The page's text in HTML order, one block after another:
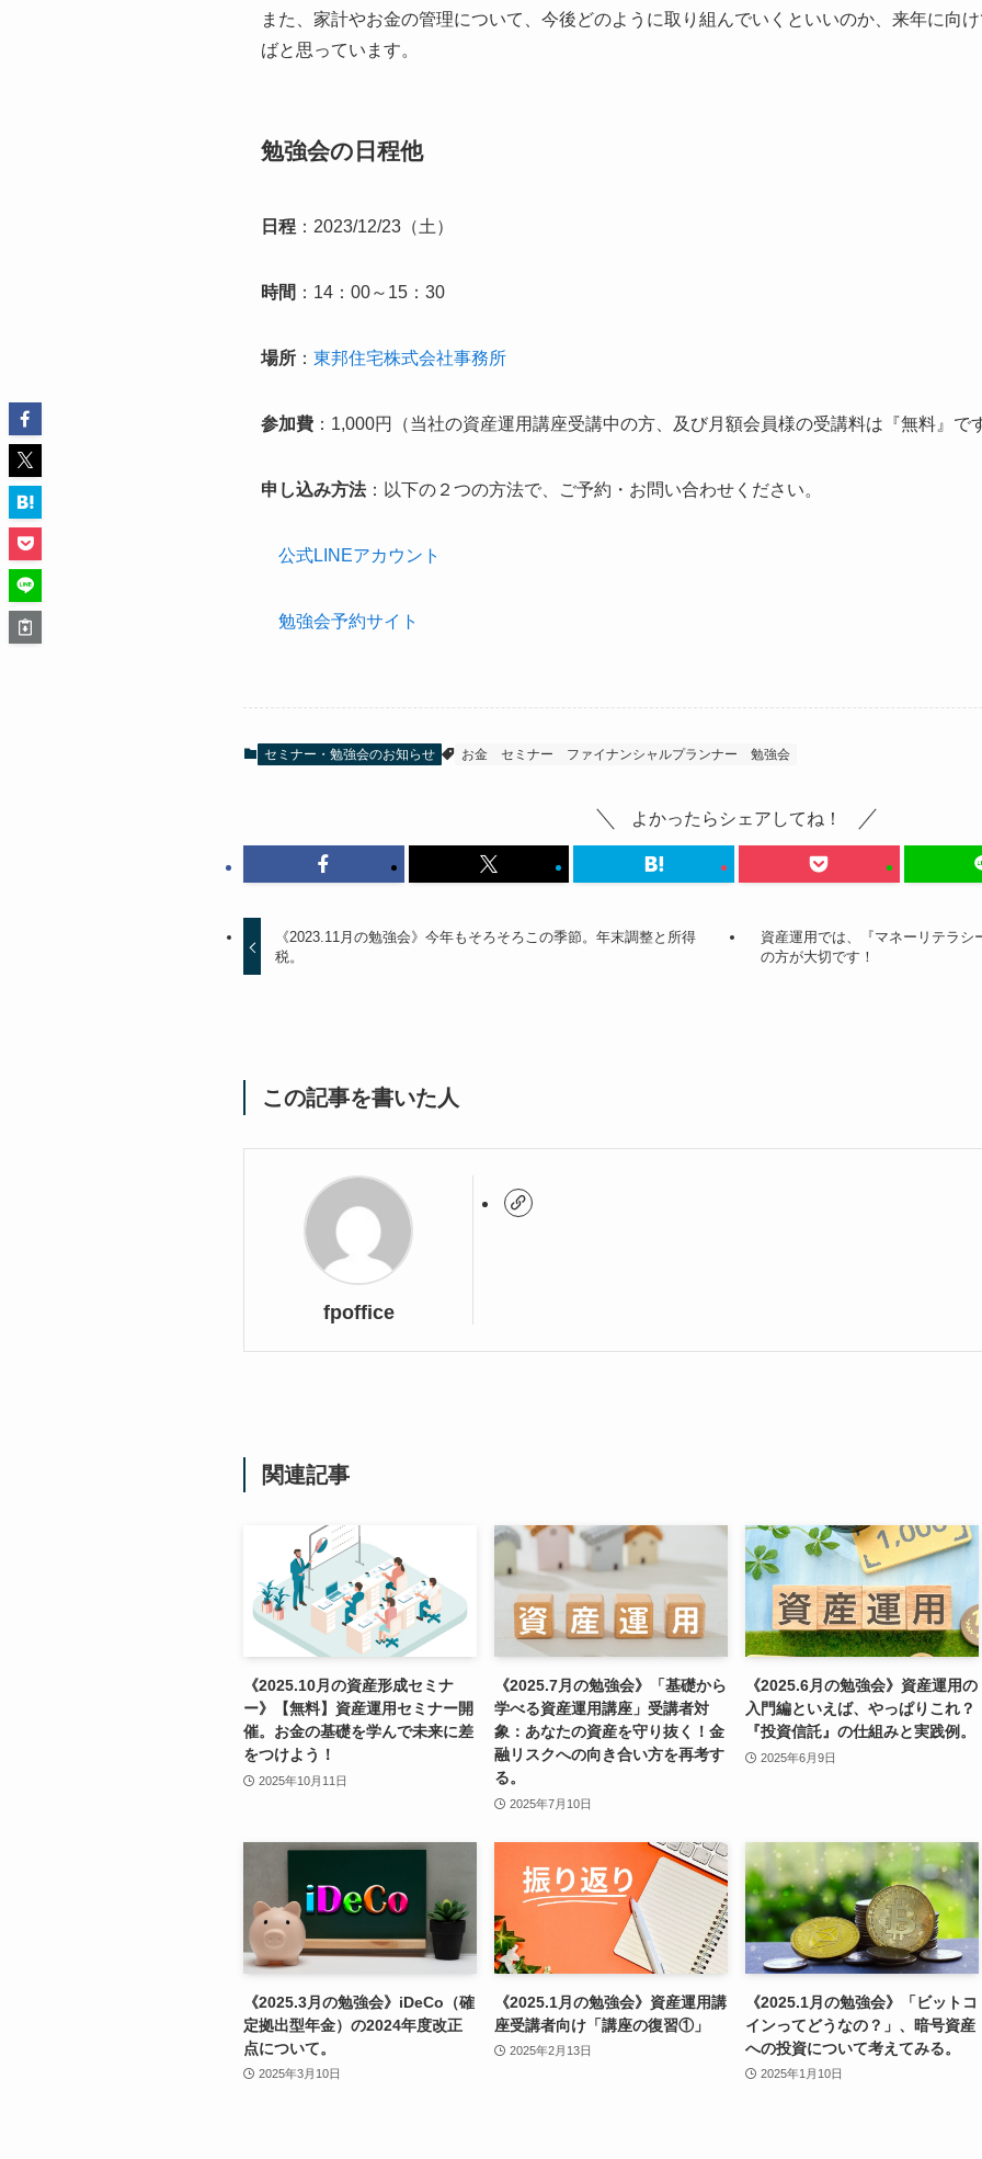
また、家計やお金の管理について、今後どのように取り組んでいくといいのか、来年に向
ばと思っています。
勉強会の日程他
日程 ：2023/12/23（土）
時間 ：14：00～15：30
場所 ： 東邦住宅株式会社事務所
参加費 ：1,000円（当社の資産運用講座受講中の方、及び月額会員様の受講料は『無料』で
申し込み方法：以下の２つの方法で、ご予約・お問い合わせください。
公式LINEアカウント
勉強会予約サイト
セミナー・勉強会のお知らせ お金 セミナー ファイナンシャルプランナー 勉強会
よかったらシェアしてね！
《2023.11月の勉強会》今年もそろそろこの季節。年末調整と所得
税。
資産運用では、『マネーリテラ
の方が大切です！
この記事を書いた人
fpoffice
関連記事
《2025.10月の資産形成セミナ
ー》【無料】資産運用セミナー開
催。お金の基礎を学んで未来に差
をつけよう！
2025年10月11日
《2025.7月の勉強会》「基礎から
学べる資産運用講座」受講者対
象：あなたの資産を守り抜く！金
融リスクへの向き合い方を再考す
る。
2025年7月10日
《2025.6月の勉強会》資産運用の
入門編といえば、やっぱりこれ？
『投資信託』の仕組みと実践例。
2025年6月9日
《2025.3月の勉強会》iDeCo（確
定拠出型年金）の2024年度改正
点について。
2025年3月10日
《2025.1月の勉強会》資産運用講
座受講者向け「講座の復習①」
2025年2月13日
《2025.1月の勉強会》「ビットコ
インってどうなの？」、暗号資産
への投資について考えてみる。
2025年1月10日